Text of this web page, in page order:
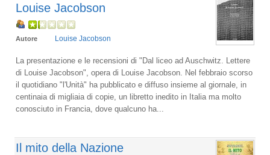
Louise Jacobson
Autore Louise Jacobson
La presentazione e le recensioni di "Dal liceo ad Auschwitz. Lettere
di Louise Jacobson", opera di Louise Jacobson. Nel febbraio scorso
il quotidiano "l'Unità" ha pubblicato e diffuso insieme al giornale, in
centinaia di migliaia di copie, un libretto inedito in Italia ma molto
conosciuto in Francia, dove qualcuno ha...
Il mito della Nazione